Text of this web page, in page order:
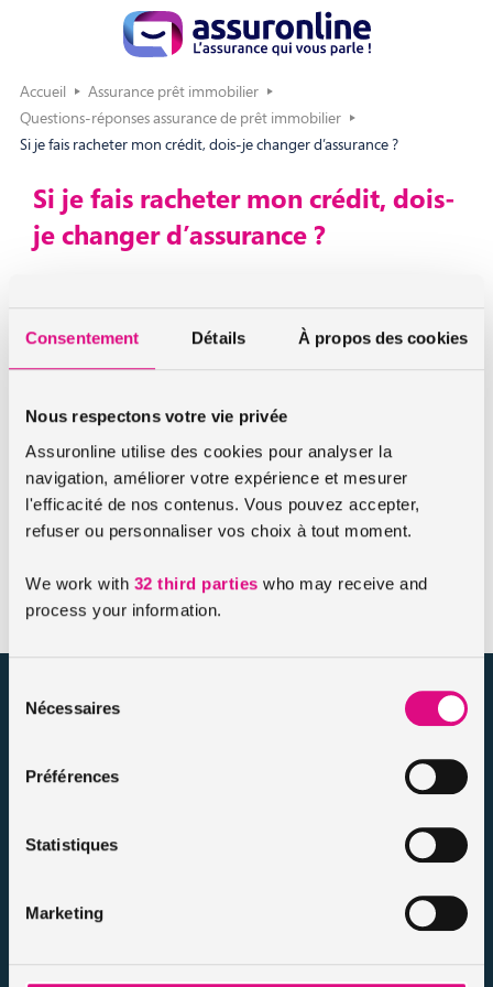
Consentement Détails À propos des cookies
Nous respectons votre vie privée
Assuronline utilise des cookies pour analyser la
navigation, améliorer votre expérience et mesurer
l'efficacité de nos contenus. Vous pouvez accepter,
refuser ou personnaliser vos choix à tout moment.
We work with 32 third parties who may receive and
process your information.
Nécessaires
Préférences
Statistiques
Marketing
Accueil
Assurance prêt immobilier
Questions-réponses assurance de prêt immobilier
Si je fais racheter mon crédit, dois-je changer d’assurance ?
Si je fais racheter mon crédit, dois-
je changer d’assurance ?
permet, la plupart du temps, de bénéficier de conditions
plus avantageuses et de baisser le coût total de votre
Si vous aviez souscrit l’assurance emprunteur de la banque
d’origine, il est préférable de changer pour bénéficier de
tarifs plus intéressants, chez assuronline par exemple. Dans
tous les cas, il est peu probable que vous conserviez une
assurance de prêt dans un établissement bancaire duquel
vous vous désengagez.
assuronline.com est édité par AssurOne Group, courtier grossiste
sur internet spécialisé en IARD et en assurances de personnes